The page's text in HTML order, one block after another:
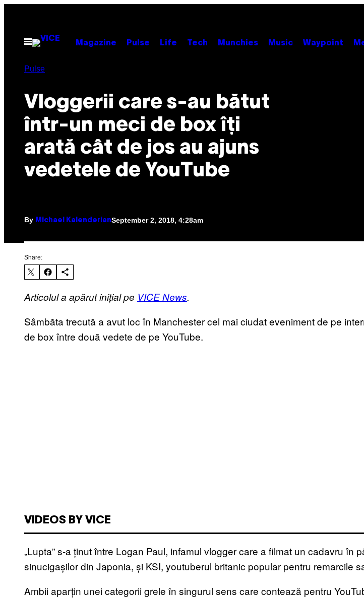
contentOpen
Menu
Magazine Pulse Life Tech Munchies Music Waypoint
Pulse
Vloggerii care s-au bătut
într-un meci de box îți
arată cât de jos au ajuns
vedetele de YouTube
By Michael KalenderianSeptember 2, 2018, 4:28am
Share:
Articolul a apărut inițial pe VICE News.
Sâmbăta trecută a avut loc în Manchester cel mai ciudat eveniment de pe
de box între două vedete de pe YouTube.
VIDEOS BY VICE
„Lupta” s-a ținut între Logan Paul, infamul vlogger care a filmat un cadavru în
sinucigașilor din Japonia, și KSI, youtuberul britanic popular pentru remarcile
Ambii aparțin unei categorii grele în singurul sens care contează pentru